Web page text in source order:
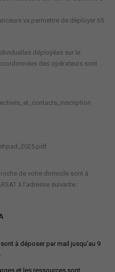
va permettre de déployer 65
déployées sur le
des opérateurs sont
de votre domicile sont à
à l’adresse suivante :
à déposer par mail jusqu’au 9
et les ressources sont